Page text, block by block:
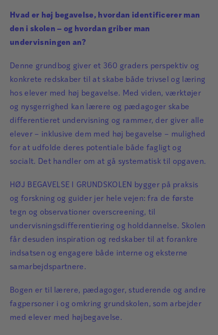
Hvad er høj begavelse, hvordan identificerer man
den i skolen – og hvordan griber man
undervisningen an?
Denne grundbog giver et 360 graders perspektiv og
konkrete redskaber til at skabe både trivsel og læring
hos elever med høj begavelse. Med viden, værktøjer
og nysgerrighed kan lærere og pædagoger skabe
differentieret undervisning og rammer, der giver alle
elever – inklusive dem med høj begavelse – mulighed
for at udfolde deres potentiale både fagligt og
socialt. Det handler om at gå systematisk til opgaven.
HØJ BEGAVELSE I GRUNDSKOLEN bygger på praksis
og forskning og guider jer hele vejen: fra de første
tegn og observationer overscreening, til
undervisningsdifferentiering og holddannelse. Skolen
får desuden inspiration og redskaber til at forankre
indsatsen og engagere både interne og eksterne
samarbejdspartnere.
Bogen er til lærere, pædagoger, studerende og andre
fagpersoner i og omkring grundskolen, som arbejder
med elever med højbegavelse.